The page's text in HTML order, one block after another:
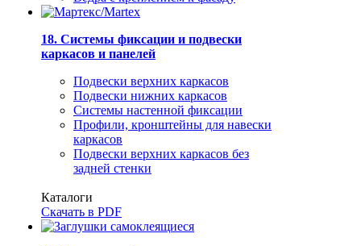
18. Системы фиксации и подвески
каркасов и панелей
Подвески верхних каркасов
Подвески нижних каркасов
Системы настенной фиксации
Профили, кронштейны для навески
каркасов
Подвески верхних каркасов без
задней стенки
Каталоги
Скачать в PDF